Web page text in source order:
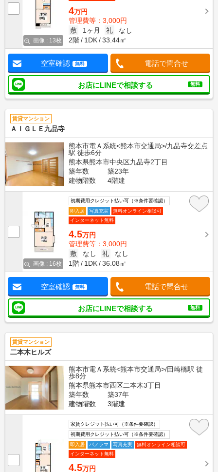
画像 : 13枚
4万円
管理費等：3,000円
敷
1ヶ月 礼
なし
2階
1DK 33.44㎡
空室確認 無料 電話で問合せ
お店にLINEで相談する 無料
賃貸マンション
ＡＩＧＬＥ九品寺
熊本市電Ａ系統<熊本市交通局>/九品寺交差点
駅 徒歩6分
熊本県熊本市中央区九品寺2丁目
築年数
築23年
建物階数
4階建
画像 : 16枚
初期費用クレジット払い可（※条件要確認）
即入居
写真充実
無料オンライン相談可
インターネット無料
4.5万円
管理費等：3,000円
敷
なし 礼
なし
1階
1DK 36.08㎡
空室確認 無料 電話で問合せ
お店にLINEで相談する 無料
賃貸マンション
二本木ヒルズ
熊本市電Ａ系統<熊本市交通局>/田崎橋駅 徒
歩8分
熊本県熊本市西区二本木3丁目
築年数
築37年
建物階数
3階建
家賃クレジット払い可（※条件要確認）
初期費用クレジット払い可（※条件要確認）
即入居
パノラマ 写真充実
無料オンライン相談可
インターネット無料
4.5万円